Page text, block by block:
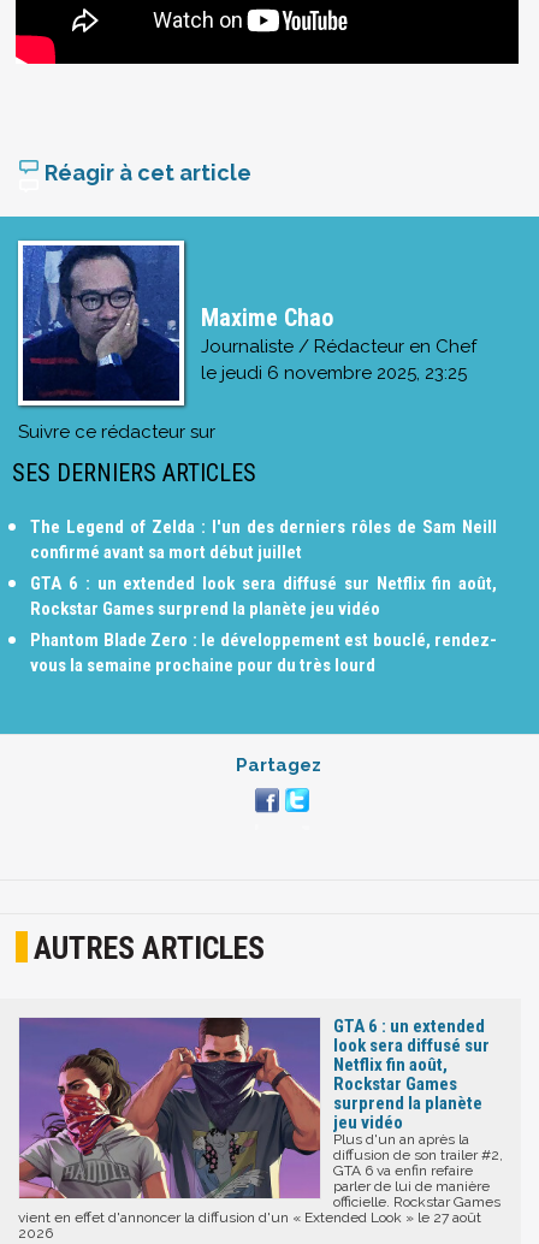
Réagir à cet article
Maxime Chao
Journaliste / Rédacteur en Chef
le jeudi 6 novembre 2025, 23:25
Suivre ce rédacteur sur
SES DERNIERS ARTICLES
The Legend of Zelda : l'un des derniers rôles de Sam Neill
confirmé avant sa mort début juillet
GTA 6 : un extended look sera diffusé sur Netflix fin août,
Rockstar Games surprend la planète jeu vidéo
Phantom Blade Zero : le développement est bouclé, rendez-
vous la semaine prochaine pour du très lourd
Partagez
AUTRES ARTICLES
GTA 6 : un extended
look sera diffusé sur
Netflix fin août,
Rockstar Games
surprend la planète
jeu vidéo
Plus d'un an après la
diffusion de son trailer #2,
GTA 6 va enfin refaire
parler de lui de manière
officielle. Rockstar Games
vient en effet d'annoncer la diffusion d'un « Extended Look » le 27 août
2026